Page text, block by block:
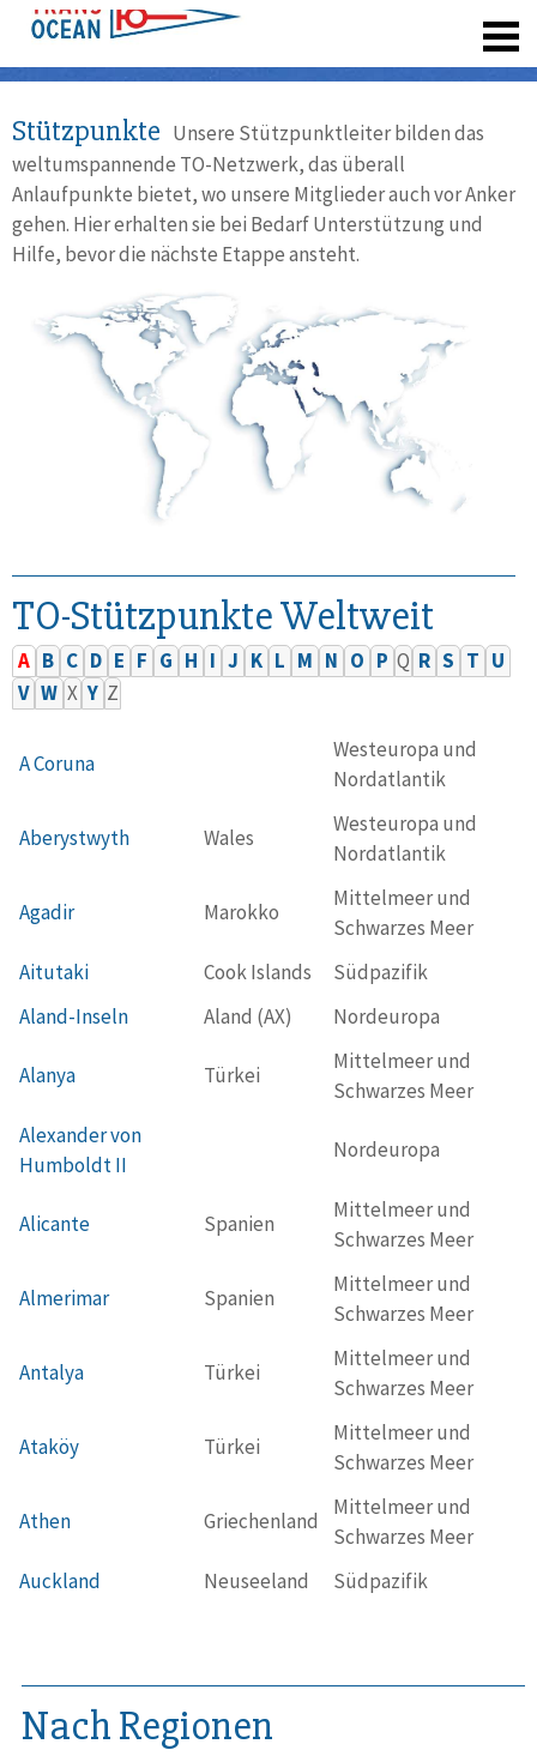
Stützpunkte Unsere Stützpunktleiter bilden das
weltumspannende TO-Netzwerk, das überall
Anlaufpunkte bietet, wo unsere Mitglieder auch vor Anker
gehen. Hier erhalten sie bei Bedarf Unterstützung und
Hilfe, bevor die nächste Etappe ansteht.
TO-Stützpunkte Weltweit
A B C D E F G H I J K L M N O P Q R S T U
V W X Y Z
A Coruna
Westeuropa und
Nordatlantik
Aberystwyth Wales
Westeuropa und
Nordatlantik
Agadir Marokko
Mittelmeer und
Schwarzes Meer
Aitutaki
Cook Islands
Südpazifik
Aland-Inseln
Aland (AX) Nordeuropa
Alanya Türkei
Mittelmeer und
Schwarzes Meer
Alexander von
Humboldt II
Nordeuropa
Alicante Spanien
Mittelmeer und
Schwarzes Meer
Almerimar Spanien
Mittelmeer und
Schwarzes Meer
Antalya Türkei
Mittelmeer und
Schwarzes Meer
Ataköy Türkei
Mittelmeer und
Schwarzes Meer
Athen Griechenland
Mittelmeer und
Schwarzes Meer
Auckland
Neuseeland Südpazifik
Nach Regionen